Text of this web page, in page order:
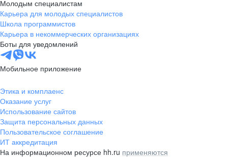
Молодым специалистам
Карьера для молодых специалистов
Школа программистов
Карьера в некоммерческих организациях
Боты для уведомлений
Мобильное приложение
Этика и комплаенс
Оказание услуг
Использование сайтов
Защита персональных данных
Пользовательское соглашение
ИТ аккредитация
На информационном ресурсе hh.ru применяются